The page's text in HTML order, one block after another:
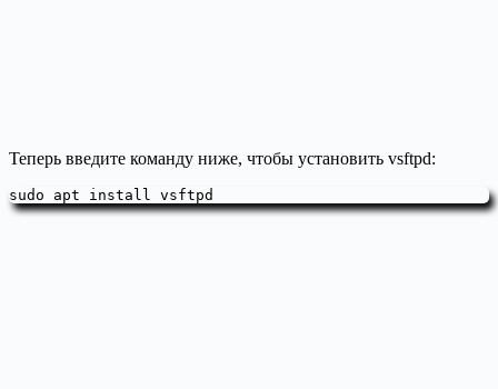
Теперь введите команду ниже, чтобы установить vsftpd:
sudo apt install vsftpd